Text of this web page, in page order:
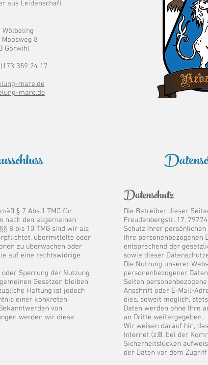
aus Leidenschaft
Wölbeling
8
Görwihl
359 24 17
mare.de
mare.de
§ 7 Abs.1 TMG für
nach den allgemeinen
8 bis 10 TMG sind wir als
übermittelte oder
zu überwachen oder
auf eine rechtswidrige
Sperrung der Nutzung
Gesetzen bleiben
Haftung ist jedoch
einer konkreten
von
werden wir diese
Datenschutz
Die Betreiber dieser
Freudenbergstr. 17,
Schutz Ihrer
Ihre personenbezogenen
entsprechend der
sowie dieser
Die Nutzung unserer
personenbezogener
Seiten
Anschrift oder E-Mail-
dies, soweit möglich,
Daten werden ohne Ihre
an Dritte weitergegeben.
Wir weisen darauf hin,
Internet (z.B. bei der
Sicherheitslücken
der Daten vor dem